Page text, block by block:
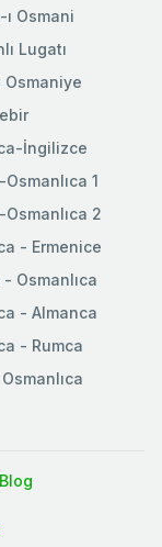
ı Osmani
Lugatı
Osmaniye
İngilizce
1
2
- Ermenice
Osmanlıca
- Almanca
- Rumca
Blog